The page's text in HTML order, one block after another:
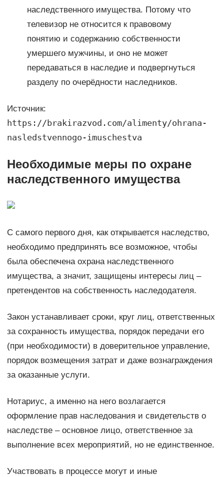
наследственного имущества. Потому что
телевизор не относится к правовому
понятию и содержанию собственности
умершего мужчины, и оно не может
передаваться в наследие и подвергнуться
разделу по очерёдности наследников.
Источник:
https://brakirazvod.com/alimenty/ohrana-
nasledstvennogo-imuschestva
Необходимые меры по охране
наследственного имущества
С самого первого дня, как открывается наследство,
необходимо предпринять все возможное, чтобы
была обеспечена охрана наследственного
имущества, а значит, защищены интересы лиц –
претендентов на собственность наследодателя.
Закон устанавливает сроки, круг лиц, ответственных
за сохранность имущества, порядок передачи его
(при необходимости) в доверительное управление,
порядок возмещения затрат и даже вознаграждения
за оказанные услуги.
Нотариус, а именно на него возлагается
оформление прав наследования и свидетельств о
наследстве – основное лицо, ответственное за
выполнение всех мероприятий, но не единственное.
Участвовать в процессе могут и иные